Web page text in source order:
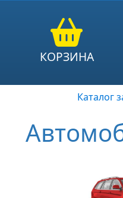
КОРЗИНА
Каталог